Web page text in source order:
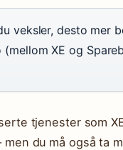
veksler, desto mer
XE og
tjenester som
du må også ta